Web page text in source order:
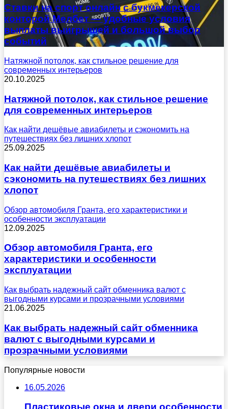
Ставки на спорт онлайн с букмекерской
конторой Мелбет — удобные условия
выплаты выигрышей и большой выбор
событий
Натяжной потолок, как стильное решение для
современных интерьеров
20.10.2025
Натяжной потолок, как стильное решение
для современных интерьеров
Как найти дешёвые авиабилеты и сэкономить на
путешествиях без лишних хлопот
25.09.2025
Как найти дешёвые авиабилеты и
сэкономить на путешествиях без лишних
хлопот
Обзор автомобиля Гранта, его характеристики и
особенности эксплуатации
12.09.2025
Обзор автомобиля Гранта, его
характеристики и особенности
эксплуатации
Как выбрать надежный сайт обменника валют с
выгодными курсами и прозрачными условиями
21.06.2025
Как выбрать надежный сайт обменника
валют с выгодными курсами и
прозрачными условиями
Популярные новости
16.05.2026